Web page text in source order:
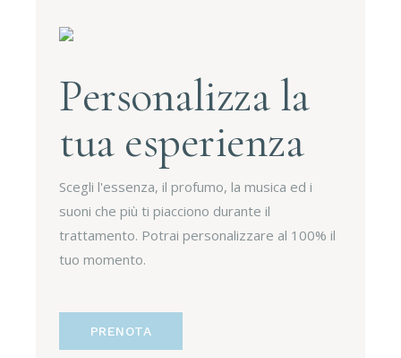
Personalizza la
tua esperienza
Scegli l'essenza, il profumo, la musica ed i
suoni che più ti piacciono durante il
trattamento. Potrai personalizzare al 100% il
tuo momento.
PRENOTA